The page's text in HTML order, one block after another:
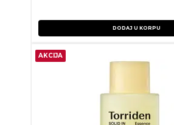
DODAJ U KORPU
AKCIJA